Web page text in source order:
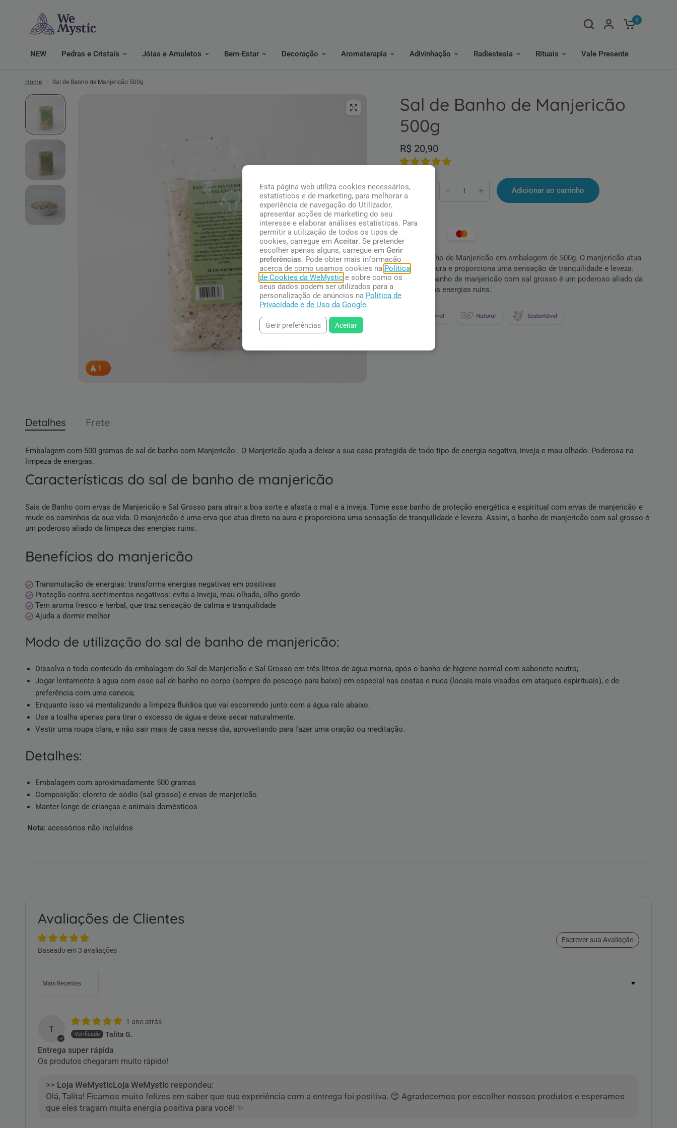
0
NEW Pedras e Cristais Jóias e Amuletos Bem-Estar Decoração Aromaterapia Adivinhação Radiestesia Rituais Vale Presente
Home Sal de Banho de Manjericão 500g
1
Sal de Banho de Manjericão
500g
R$ 20,90
Quantidade Adicionar ao carrinho
Sal de Banho de Manjericão em embalagem de 500g. O manjericão atua
direto na aura e proporciona uma sensação de tranquilidade e leveza.
Assim, o banho de manjericão com sal grosso é um poderoso aliado da
limpeza das energias ruins.
Nacional Natural Sustentável
Detalhes Frete
Embalagem com 500 gramas de sal de banho com Manjericão. O Manjericão ajuda a deixar a sua casa protegida de todo tipo de energia negativa, inveja e mau olhado. Poderosa na
limpeza de energias.
características do sal de banho de manjericão
Sais de Banho com ervas de Manjericão e Sal Grosso para atrair a boa sorte e afasta o mal e a inveja. Tome esse banho de proteção energética e espiritual com ervas de manjericão e
mude os caminhos da sua vida. O manjericão é uma erva que atua direto na aura e proporciona uma sensação de tranquilidade e leveza. Assim, o banho de manjericão com sal grosso é
um poderoso aliado da limpeza das energias ruins.
benefícios do manjericão
Transmutação de energias: transforma energias negativas em positivas
Proteção contra sentimentos negativos: evita a inveja, mau olhado, olho gordo
Tem aroma fresco e herbal, que traz sensação de calma e tranquilidade
Ajuda a dormir melhor
modo de utilização do sal de banho de manjericão:
Dissolva o todo conteúdo da embalagem do Sal de Manjericão e Sal Grosso em três litros de água morna, após o banho de higiene normal com sabonete neutro;
Jogar lentamente à agua com esse sal de banho no corpo (sempre do pescoço para baixo) em especial nas costas e nuca (locais mais visados em ataques espirituais), e de
preferência com uma caneca;
Enquanto isso vá mentalizando a limpeza fluídica que vai escorrendo junto com a água ralo abaixo.
Use a toalha apenas para tirar o excesso de água e deixe secar naturalmente.
Vestir uma roupa clara, e não sair mais de casa nesse dia, aproveitando para fazer uma oração ou meditação.
detalhes:
Embalagem com aproximadamente 500 gramas
Composição: cloreto de sódio (sal grosso) e ervas de manjericão
Manter longe de crianças e animais domésticos
Nota: acessórios não incluídos
Avaliações de Clientes
Baseado em 3 avaliações
Escrever sua Avaliação
T
1 ano atrás
Talita G.
Entrega super rápida
Os produtos chegaram muito rápido!
>> Loja WeMystic respondeu:
Olá, Talita! Ficamos muito felizes em saber que sua experiência com a entrega foi positiva. 😊 Agradecemos por escolher nossos produtos e esperamos
que eles tragam muita energia positiva para você! ✨
Esta página web utiliza cookies necessários,
estatísticos e de marketing, para melhorar a
experiência de navegação do Utilizador,
apresentar acções de marketing do seu
interesse e elaborar análises estatísticas. Para
permitir a utilização de todos os tipos de
cookies, carregue em Aceitar. Se pretender
escolher apenas alguns, carregue em Gerir
preferências. Pode obter mais informação
acerca de como usamos cookies na Política
de Cookies da WeMystice sobre como os
seus dados podem ser utilizados para a
personalização de anúncios na Política de
Privacidade e de Uso da Google.
Gerir preferências Aceitar